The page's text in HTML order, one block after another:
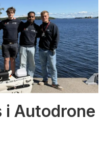
i Autodrone